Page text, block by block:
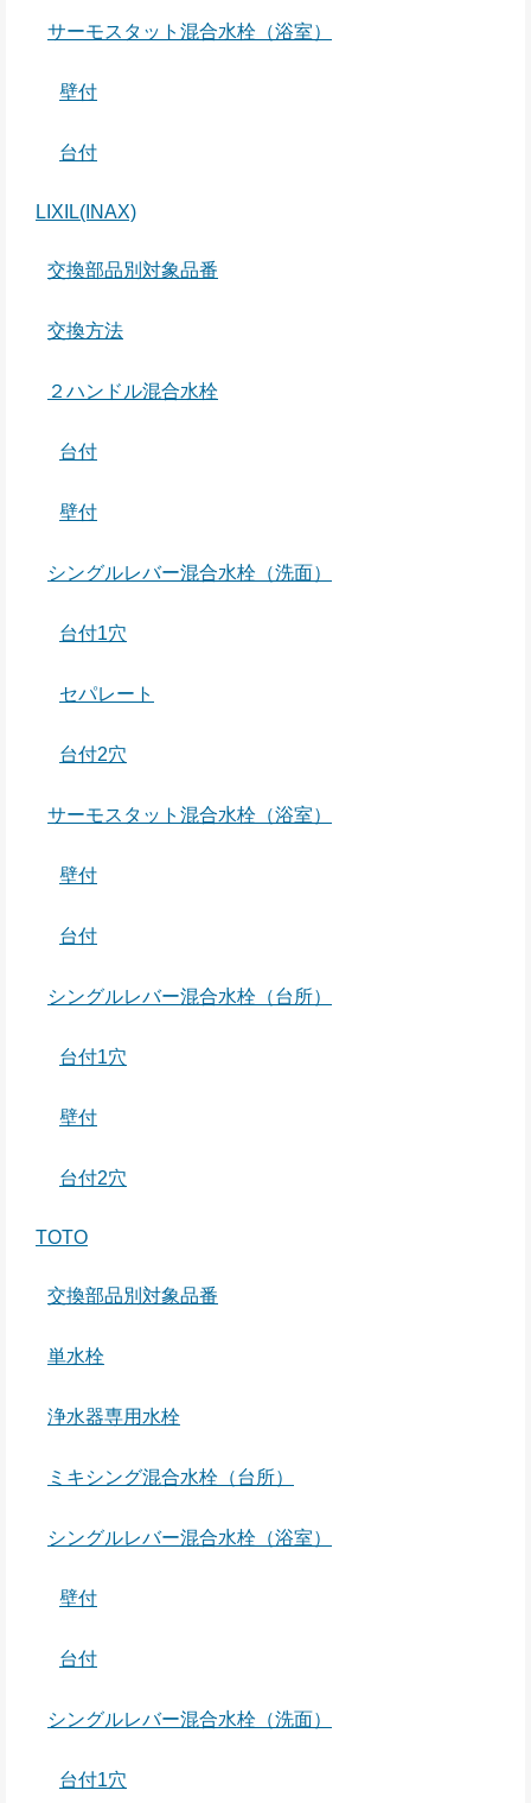
サーモスタット混合水栓（浴室）
壁付
台付
LIXIL(INAX)
交換部品別対象品番
交換方法
２ハンドル混合水栓
台付
壁付
シングルレバー混合水栓（洗面）
台付1穴
セパレート
台付2穴
サーモスタット混合水栓（浴室）
壁付
台付
シングルレバー混合水栓（台所）
台付1穴
壁付
台付2穴
TOTO
交換部品別対象品番
単水栓
浄水器専用水栓
ミキシング混合水栓（台所）
シングルレバー混合水栓（浴室）
壁付
台付
シングルレバー混合水栓（洗面）
台付1穴